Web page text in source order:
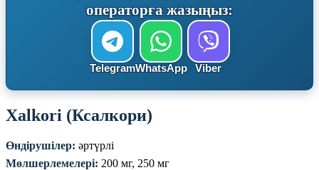
операторға жазыңыз:
TelegramWhatsApp Viber
Xalkori (Ксалкори)
Өндірушілер: әртүрлі
Мөлшерлемелері: 200 мг, 250 мг